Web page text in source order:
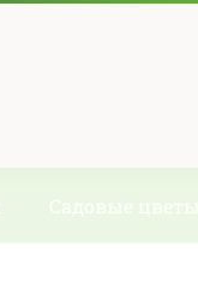
Садовые цветы